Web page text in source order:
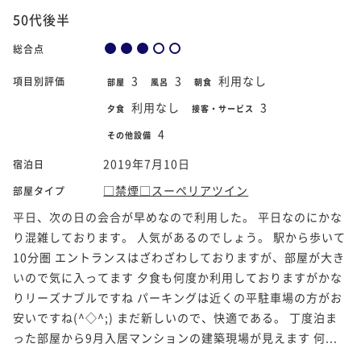
50代後半
総合点
項目別評価 部屋 3 風呂 3 朝食 利用なし
夕食 利用なし 接客・サービス 3
その他設備 4
宿泊日 2019年7月10日
部屋タイプ
□禁煙□スーペリアツイン
平日、次の日の会合が早めなので利用した。 平日なのにかな
り混雑しております。 人気があるのでしょう。 駅から歩いて
10分圏 エントランスはざわざわしておりますが、部屋が大き
いので気に入ってます 夕食も何度か利用しておりますがかな
りリーズナブルですね パーキングは近くの平駐車場の方がお
安いですね(^◇^;) まだ新しいので、快適である。 丁度泊ま
った部屋から9月入居マンションの建築現場が見えます 何...